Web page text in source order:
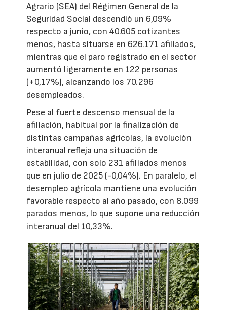
Agrario (SEA) del Régimen General de la
Seguridad Social descendió un 6,09%
respecto a junio, con 40.605 cotizantes
menos, hasta situarse en 626.171 afiliados,
mientras que el paro registrado en el sector
aumentó ligeramente en 122 personas
(+0,17%), alcanzando los 70.296
desempleados.
Pese al fuerte descenso mensual de la
afiliación, habitual por la finalización de
distintas campañas agrícolas, la evolución
interanual refleja una situación de
estabilidad, con solo 231 afiliados menos
que en julio de 2025 (-0,04%). En paralelo, el
desempleo agrícola mantiene una evolución
favorable respecto al año pasado, con 8.099
parados menos, lo que supone una reducción
interanual del 10,33%.